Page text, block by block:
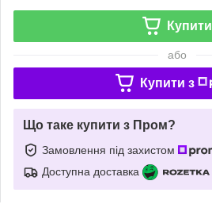
Купити
або
Купити з
Що таке купити з Пром?
Замовлення під захистом
Доступна доставка